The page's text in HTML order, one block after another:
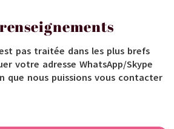
pas traitée dans les plus brefs
votre adresse WhatsApp/Skype
que nous puissions vous contacter